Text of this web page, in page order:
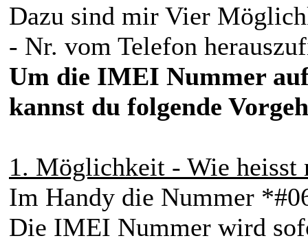
Dazu sind mir Vier
- Nr. vom Telefon
Um die IMEI Nummer
kannst du folgende
1. Möglichkeit - Wie
Im Handy die Nummer
Die IMEI Nummer wird